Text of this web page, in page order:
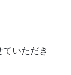
ていただき